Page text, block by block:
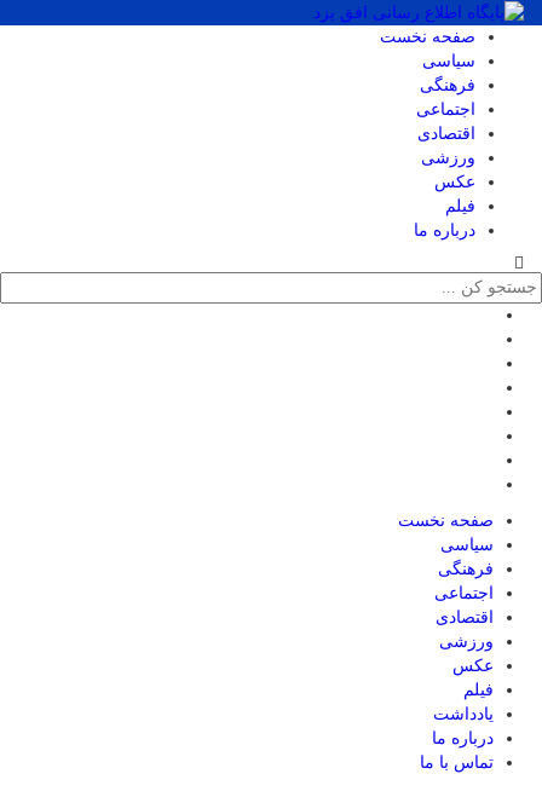
صفحه نخست
سیاسی
فرهنگی
اجتماعی
اقتصادی
ورزشی
عکس
فیلم
درباره ما
صفحه نخست
سیاسی
فرهنگی
اجتماعی
اقتصادی
ورزشی
عکس
فیلم
یادداشت
درباره ما
تماس با ما